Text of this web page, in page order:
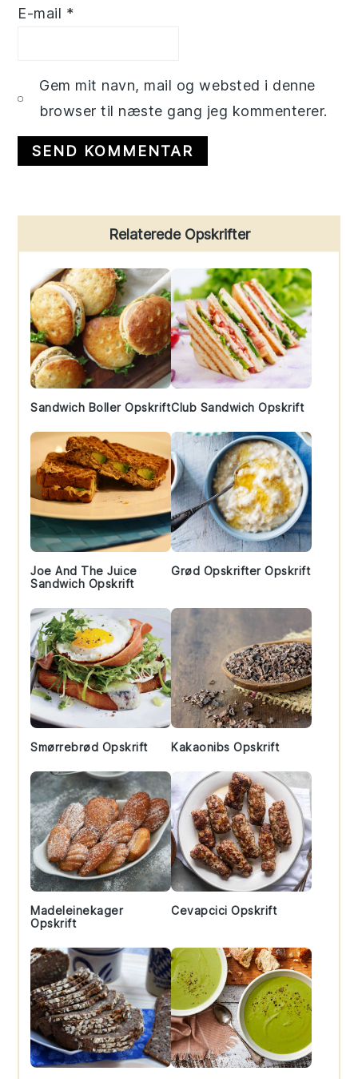
E-mail *
Gem mit navn, mail og websted i denne
browser til næste gang jeg kommenterer.
Sidebar
Relaterede Opskrifter
Sandwich Boller OpskriftClub Sandwich Opskrift
Joe And The Juice
Sandwich Opskrift
Grød Opskrifter Opskrift
Smørrebrød Opskrift Kakaonibs Opskrift
Madeleinekager
Opskrift
Cevapcici Opskrift